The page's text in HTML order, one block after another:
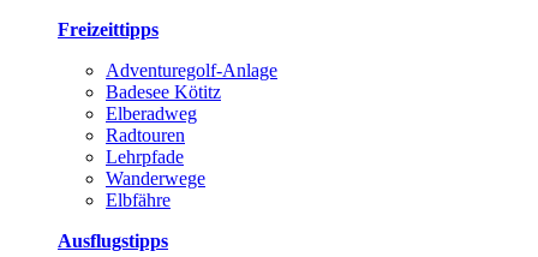
Freizeittipps
Adventuregolf-Anlage
Badesee Kötitz
Elberadweg
Radtouren
Lehrpfade
Wanderwege
Elbfähre
Ausflugstipps